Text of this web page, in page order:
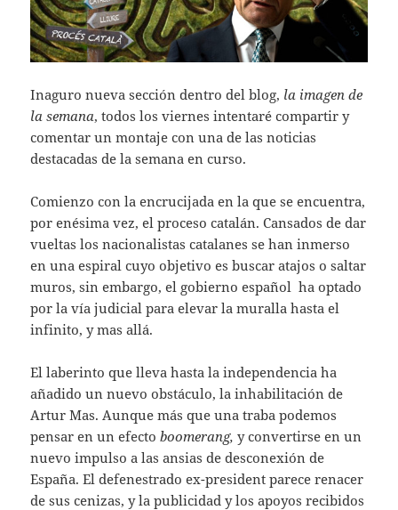
Inaguro nueva sección dentro del blog, la imagen de
la semana, todos los viernes intentaré compartir y
comentar un montaje con una de las noticias
destacadas de la semana en curso.
Comienzo con la encrucijada en la que se encuentra,
por enésima vez, el proceso catalán. Cansados de dar
vueltas los nacionalistas catalanes se han inmerso
en una espiral cuyo objetivo es buscar atajos o saltar
muros, sin embargo, el gobierno español ha optado
por la vía judicial para elevar la muralla hasta el
infinito, y mas allá.
El laberinto que lleva hasta la independencia ha
añadido un nuevo obstáculo, la inhabilitación de
Artur Mas. Aunque más que una traba podemos
pensar en un efectoboomerang, y convertirse en un
nuevo impulso a las ansias de desconexión de
España. El defenestrado ex-president parece renacer
de sus cenizas, y la publicidad y los apoyos recibidos